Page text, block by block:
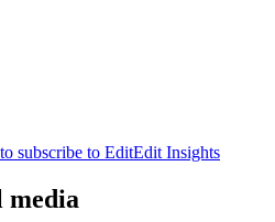
subscribe to EditEdit Insights
media